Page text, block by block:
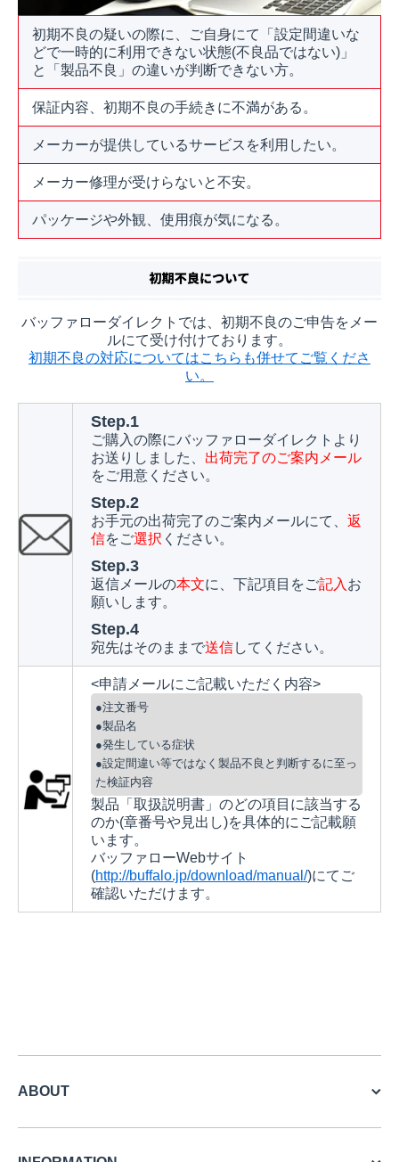
初期不良の疑いの際に、ご自身にて「設定間違いな
どで一時的に利用できない状態(不良品ではない)」
と「製品不良」の違いが判断できない方。
保証内容、初期不良の手続きに不満がある。
メーカーが提供しているサービスを利用したい。
メーカー修理が受けらないと不安。
パッケージや外観、使用痕が気になる。
バッファローダイレクトでは、初期不良のご申告をメー
ルにて受け付けております。
初期不良の対応についてはこちらも併せてご覧くださ
い。
Step.1
ご購入の際にバッファローダイレクトより
お送りしました、 出荷完了のご案内メール
をご用意ください。
Step.2
お手元の出荷完了のご案内メールにて、 返
信をご選択 ください。
Step.3
返信メールの本文に、下記項目をご記入 お
願いします。
Step.4
宛先はそのままで送信してください。
<申請メールにご記載いただく内容>
●注文番号
●製品名
●発生している症状
●設定間違い等ではなく製品不良と判断するに至っ
た検証内容
製品「取扱説明書」のどの項目に該当する
のか(章番号や見出し)を具体的にご記載願
います。
バッファローWebサイト
(http://buffalo.jp/download/manual/)にてご
確認いただけます。
ABOUT